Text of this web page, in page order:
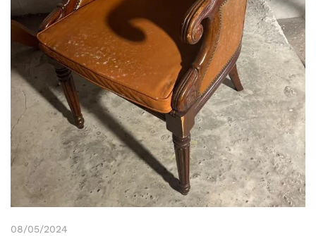
08/05/2024